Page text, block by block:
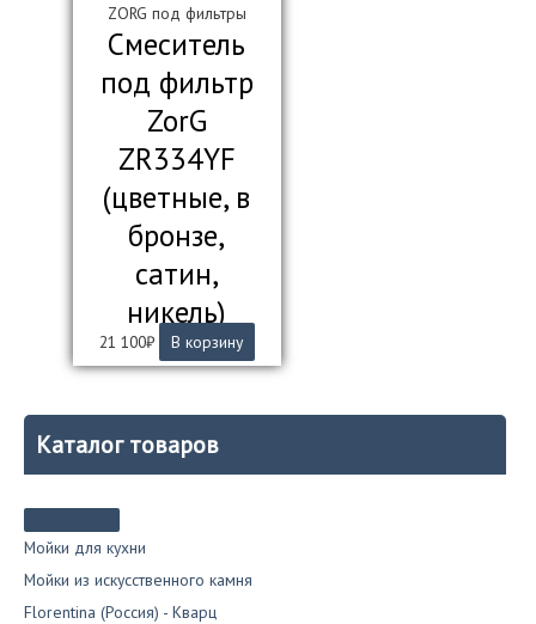
Каталог товаров
Мойки для кухни
Мойки из искусственного камня
Florentina (Россия) - Кварц
ZORG под фильтры
Смеситель
под фильтр
ZorG
ZR334YF
(цветные, в
бронзе,
сатин,
никель)
21 100₽ В корзину